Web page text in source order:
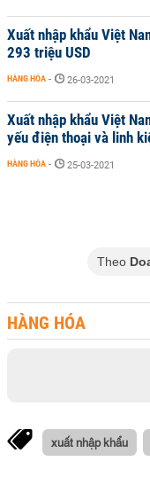
Xuất nhập khẩu Việt
293 triệu USD
HÀNG HÓA - 26-03-2021
Xuất nhập khẩu Việt
yếu điện thoại và linh
HÀNG HÓA - 25-03-2021
Theo
HÀNG HÓA
xuất nhập khẩu